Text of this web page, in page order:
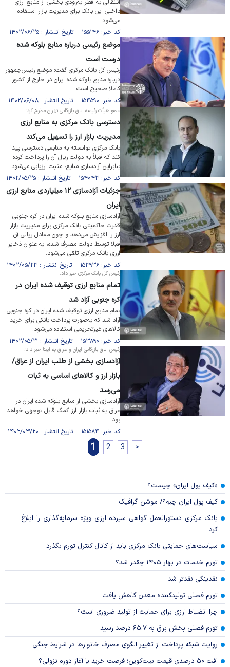
انتقالی به قطر به‌زودی بخشی از منابع ارزی
داخلی این بانک برای مدیریت بازار استفاده
می‌شود.
کد خبر: ۱۵۵۱۴۶ تاریخ انتشار : ۱۴۰۲/۰۶/۲۵
موضع رئیسی درباره منابع بلوکه شده
درست است
رئیس کل بانک مرکزی گفت: موضع رئیس‌جمهور
درباره منابع بلوکه شده ایران در خارج از کشور
کاملا صحیح است.
کد خبر: ۱۵۴۵۹۰ تاریخ انتشار : ۱۴۰۲/۰۶/۰۸
عضو هیأت رئیسه اتاق بازرگانی تهران مطرح کرد؛
دسترسی بانک مرکزی به منابع ارزی
مدیریت بازار ارز را تسهیل می‌کند
بانک مرکزی توانسته به منابعی دسترسی پیدا
کند که قبلاً به دولت ریال آن را پرداخت کرده
بنابراین آزادسازی منابع، مثبت ارزیابی می‌شود.
کد خبر: ۱۵۴۰۴۳ تاریخ انتشار : ۱۴۰۲/۰۵/۲۵
جزئیات آزادسازی ۱۲ میلیاردی منابع ارزی
ایران
آزادسازی منابع بلوکه شده ایران در کره جنوبی
قدرت حاکمیتی بانک مرکزی برای مدیریت بازار
ارز را افزایش می‌دهد و چون معادل ریالی آن
قبلا توسط دولت مصرف شده، به عنوان ذخایر
ارزی بانک مرکزی تلقی می‌شود.
کد خبر: ۱۵۳۹۳۶ تاریخ انتشار : ۱۴۰۲/۰۵/۲۳
رئیس کل بانک مرکزی خبر داد:
تمام منابع ارزی توقیف شده ایران در
کره جنوبی آزاد شد
تمام منابع ارزی توقیف شده ایران در کره جنوبی
آزاد شد که به‌صورت پرداخت بانکی برای خرید
کالا‌های غیرتحریمی استفاده می‌شود.
کد خبر: ۱۵۳۸۹۰ تاریخ انتشار : ۱۴۰۲/۰۵/۲۱
رئیس اتاق بازرگانی ایران و عراق به ایبِنا خبر داد؛
آزادسازی بخشی از طلب ایران از عراق/
بازار ارز و کالا‌های اساسی به ثبات
می‌رسد
آزادسازی بخشی از منابع بلوکه شده ایران در
عراق به ثبات بازار ارز کمک قابل توجهی خواهد
بود.
کد خبر: ۱۵۱۵۸۴ تاریخ انتشار : ۱۴۰۲/۰۳/۲۰
1 2 3 >
«کیف پول ایران» چیست؟
کیف پول ایران چیه؟/ موشن گرافیک
بانک مرکزی دستورالعمل گواهی سپرده ارزی ویژه سرمایه‌گذاری را ابلاغ
کرد
سیاست‌های حمایتی بانک مرکزی باید از کانال کنترل تورم بگذرد
تورم خدمات در بهار ۱۴۰۵ چقدر شد؟
نقدینگی نقدتر شد
تورم فصلی تولیدکننده معدن کاهش یافت
چرا انضباط ارزی برای حمایت از تولید ضروری است؟
تورم فصلی بخش برق به ۶۵.۷ درصد رسید
روایت شبکه پرداخت از تغییر الگوی مصرف خانوار‌ها در شرایط جنگی
افت ۵۰ درصدی قیمت بیت‌کوین؛ فرصت خرید یا آغاز دوره نزولی؟